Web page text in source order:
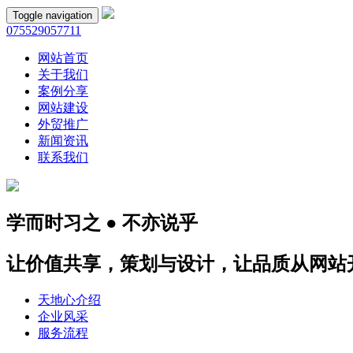
Toggle navigation
075529057711
网站首页
关于我们
案例分享
网站建设
外贸推广
新闻资讯
联系我们
学而时习之 ● 不亦说乎
让价值共享，策划与设计，让品质从网站
天地心介绍
企业风采
服务流程